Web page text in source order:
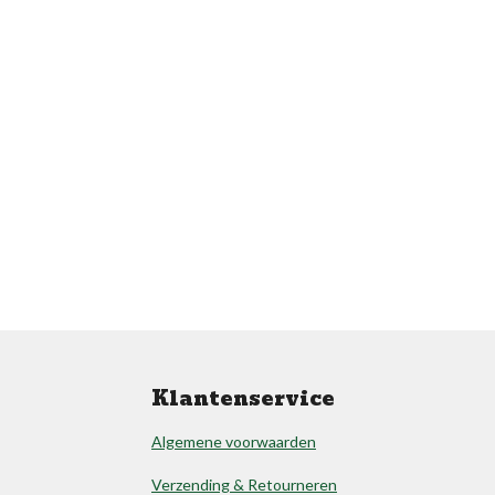
Klantenservice
Algemene voorwaarden
Verzending & Retourneren